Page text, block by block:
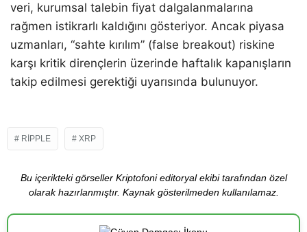
veri, kurumsal talebin fiyat dalgalanmalarına
rağmen istikrarlı kaldığını gösteriyor. Ancak piyasa
uzmanları, “sahte kırılım” (false breakout) riskine
karşı kritik dirençlerin üzerinde haftalık kapanışların
takip edilmesi gerektiği uyarısında bulunuyor.
RIPPLE XRP
Bu içerikteki görseller Kriptofoni editoryal ekibi tarafından özel
olarak hazırlanmıştır. Kaynak gösterilmeden kullanılamaz.